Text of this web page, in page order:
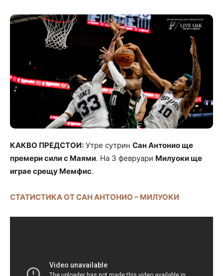
КАКВО ПРЕДСТОИ: Утре сутрин Сан Антонио ще
премери сили с Маями. На 3 февруари Милуоки ще
играе срещу Мемфис.
СТАТИСТИКА ОТ САН АНТОНИО – МИЛУОКИ